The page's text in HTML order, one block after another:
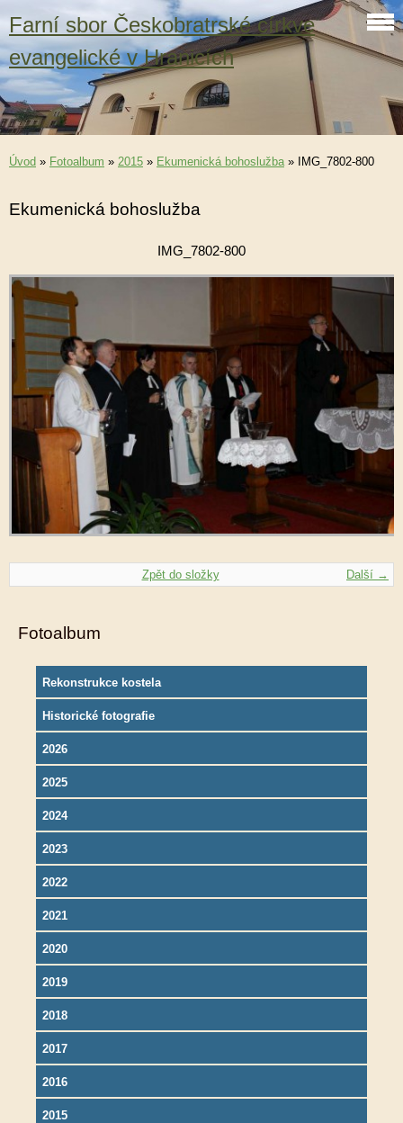
Farní sbor Českobratrské církve
evangelické v Hranicích
Úvod » Fotoalbum » 2015 » Ekumenická bohoslužba» IMG_7802-800
Ekumenická bohoslužba
IMG_7802-800
Další →
Zpět do složky
Fotoalbum
Rekonstrukce kostela
Historické fotografie
2026
2025
2024
2023
2022
2021
2020
2019
2018
2017
2016
2015